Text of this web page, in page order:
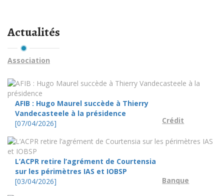
Actualités
Association
AFIB : Hugo Maurel succède à Thierry
Vandecasteele à la présidence
[07/04/2026]
L’ACPR retire l’agrément de Courtensia
sur les périmètres IAS et IOBSP
[03/04/2026]
Crédit
Banque